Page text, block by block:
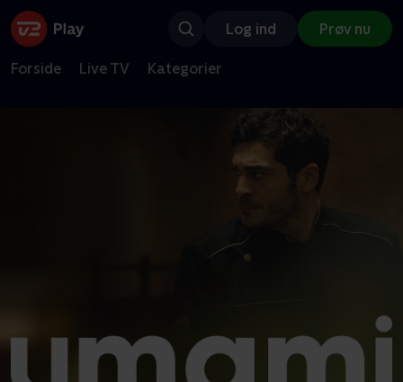
Log ind Prøv nu
Forside Live TV Kategorier